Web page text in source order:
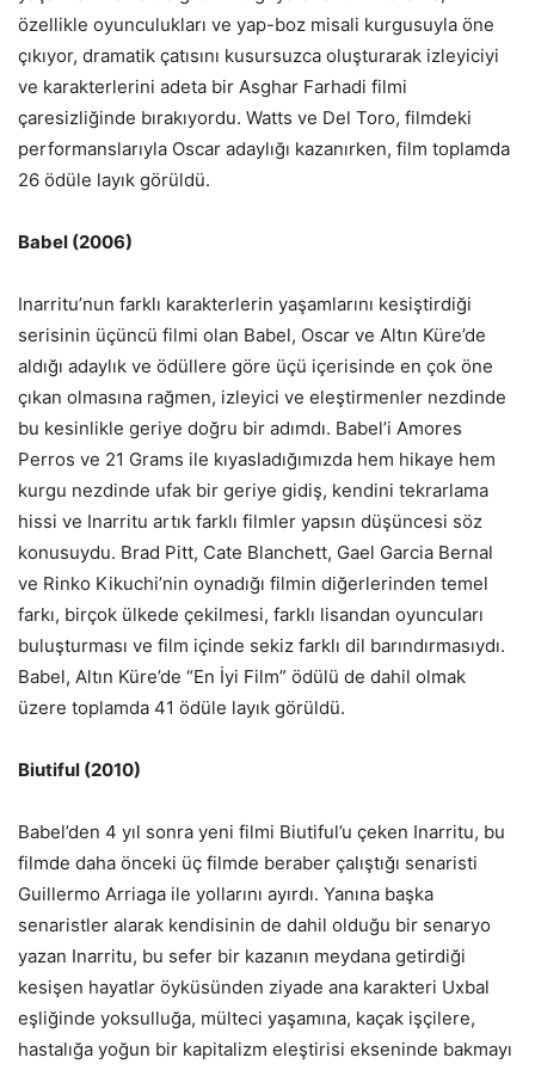
özellikle oyunculukları ve yap-boz misali kurgusuyla öne
çıkıyor, dramatik çatısını kusursuzca oluşturarak izleyiciyi
ve karakterlerini adeta bir Asghar Farhadi filmi
çaresizliğinde bırakıyordu. Watts ve Del Toro, filmdeki
performanslarıyla Oscar adaylığı kazanırken, film toplamda
26 ödüle layık görüldü.
Babel (2006)
Inarritu’nun farklı karakterlerin yaşamlarını kesiştirdiği
serisinin üçüncü filmi olan Babel, Oscar ve Altın Küre’de
aldığı adaylık ve ödüllere göre üçü içerisinde en çok öne
çıkan olmasına rağmen, izleyici ve eleştirmenler nezdinde
bu kesinlikle geriye doğru bir adımdı. Babel’i Amores
Perros ve 21 Grams ile kıyasladığımızda hem hikaye hem
kurgu nezdinde ufak bir geriye gidiş, kendini tekrarlama
hissi ve Inarritu artık farklı filmler yapsın düşüncesi söz
konusuydu. Brad Pitt, Cate Blanchett, Gael Garcia Bernal
ve Rinko Kikuchi’nin oynadığı filmin diğerlerinden temel
farkı, birçok ülkede çekilmesi, farklı lisandan oyuncuları
buluşturması ve film içinde sekiz farklı dil barındırmasıydı.
Babel, Altın Küre’de “En İyi Film” ödülü de dahil olmak
üzere toplamda 41 ödüle layık görüldü.
Biutiful (2010)
Babel’den 4 yıl sonra yeni filmi Biutiful’u çeken Inarritu, bu
filmde daha önceki üç filmde beraber çalıştığı senaristi
Guillermo Arriaga ile yollarını ayırdı. Yanına başka
senaristler alarak kendisinin de dahil olduğu bir senaryo
yazan Inarritu, bu sefer bir kazanın meydana getirdiği
kesişen hayatlar öyküsünden ziyade ana karakteri Uxbal
eşliğinde yoksulluğa, mülteci yaşamına, kaçak işçilere,
hastalığa yoğun bir kapitalizm eleştirisi ekseninde bakmayı